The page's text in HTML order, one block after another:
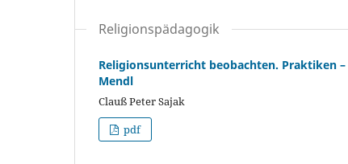
Religionspädagogik
Religionsunterricht beobachten. Praktiken
Mendl
Clauß Peter Sajak
pdf